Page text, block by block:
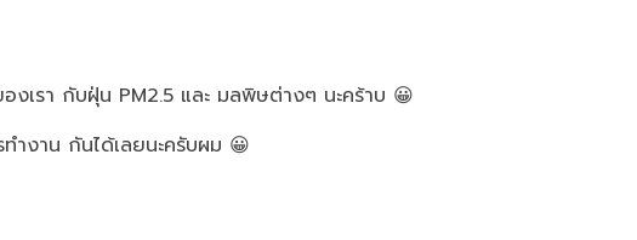
รา กับฝุ่น PM2.5 และ มลพิษต่างๆ นะคร้าบ 😀
ทำงาน กันได้เลยนะครับผม 😀